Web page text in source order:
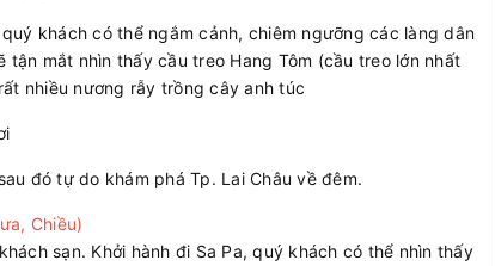
khách có thể ngắm cảnh, chiêm ngưỡng các làng dân
mắt nhìn thấy cầu treo Hang Tôm (cầu treo lớn nhất
nhiều nương rẫy trồng cây anh túc
đó tự do khám phá Tp. Lai Châu về đêm.
Chiều)
sạn. Khởi hành đi Sa Pa, quý khách có thể nhìn thấy